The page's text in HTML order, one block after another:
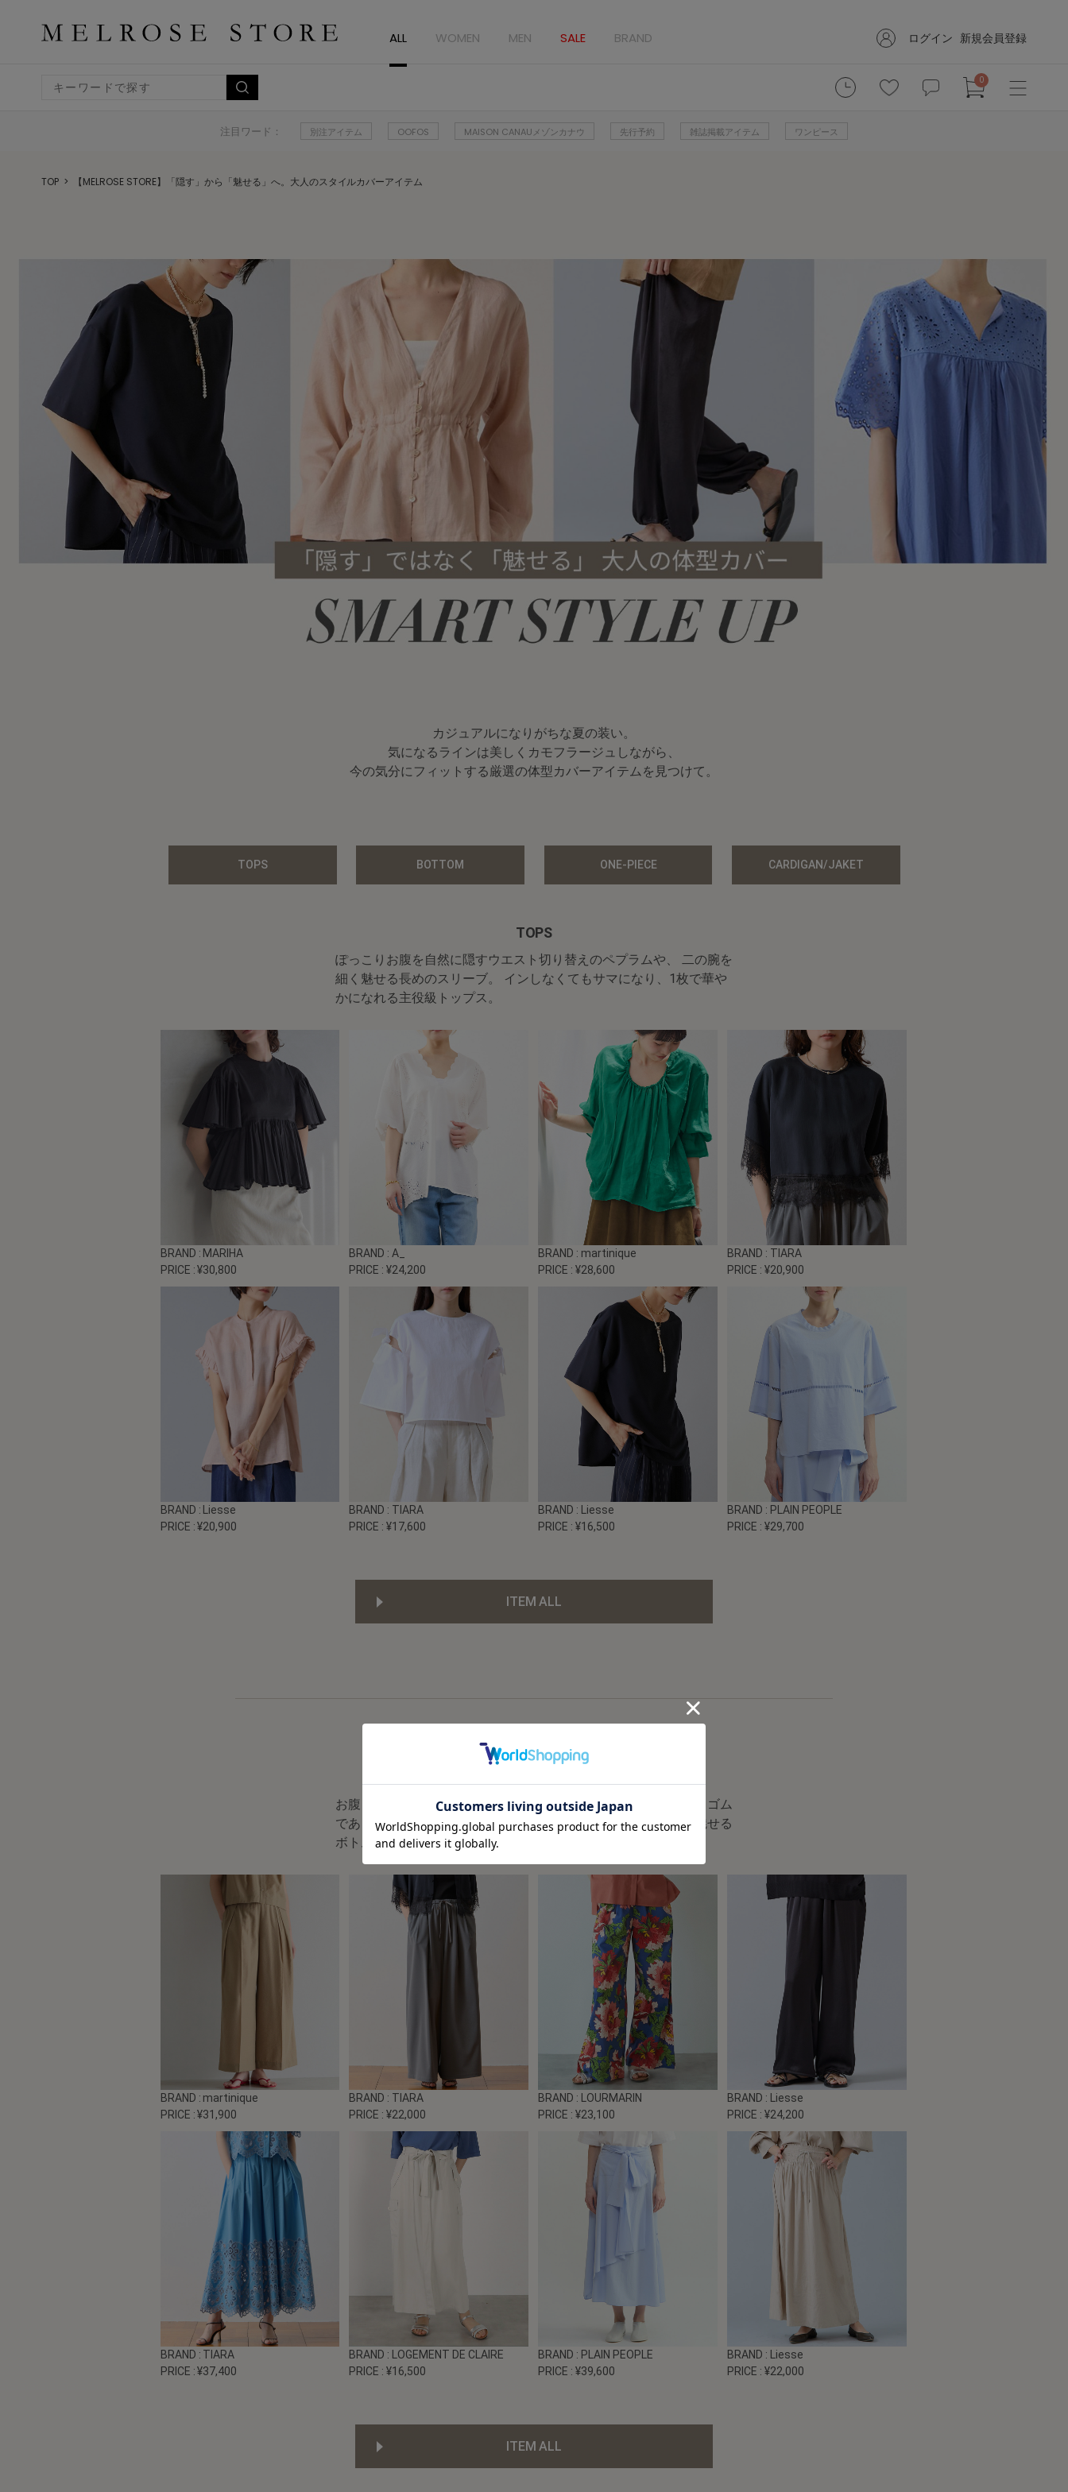
ALL WOMEN MEN SALE BRAND ログイン 新規会員登録
0
注目ワード： 別注アイテム OOFOS MAISON CANAUメゾンカナウ 先行予約 雑誌掲載アイテム ワンピース
TOP 【MELROSE STORE】「隠す」から「魅せる」へ。大人のスタイルカバーアイテム
カジュアルになりがちな夏の装い。
気になるラインは美しくカモフラージュしながら、
今の気分にフィットする厳選の体型カバーアイテムを見つけて。
TOPS BOTTOM ONE-PIECE CARDIGAN/JAKET
TOPS
ぽっこりお腹を自然に隠すウエスト切り替えのペプラムや、 二の腕を
細く魅せる長めのスリーブ。
インしなくてもサマになり、1枚で華や
かになれる主役級トップス。
BRAND : MARIHA
PRICE : ¥30,800
BRAND : A_
PRICE : ¥24,200
BRAND : martinique
PRICE : ¥28,600
BRAND : TIARA
PRICE : ¥20,900
BRAND : Liesse
PRICE : ¥20,900
BRAND : TIARA
PRICE : ¥17,600
BRAND : Liesse
PRICE : ¥16,500
BRAND : PLAIN PEOPLE
PRICE : ¥29,700
ITEM ALL
お腹まわりや太ももの肉感を拾わない美シルエットや、 ウエストゴム
でありながら、そう見せない上品さで 下半身をスッキリと長く魅せる
ボトムで安心。
BRAND : martinique
PRICE : ¥31,900
BRAND : TIARA
PRICE : ¥22,000
BRAND : LOURMARIN
PRICE : ¥23,100
BRAND : Liesse
PRICE : ¥24,200
BRAND : TIARA
PRICE : ¥37,400
BRAND : LOGEMENT DE CLAIRE
PRICE : ¥16,500
BRAND : PLAIN PEOPLE
PRICE : ¥39,600
BRAND : Liesse
PRICE : ¥22,000
ITEM ALL